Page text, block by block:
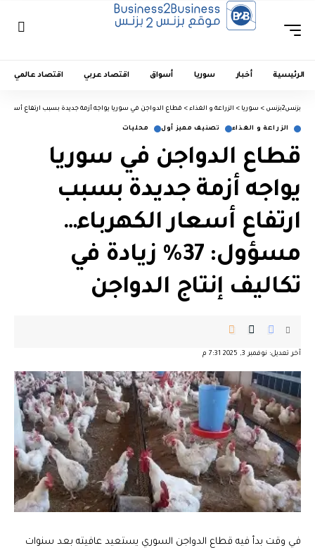
الرئيسية أخبار سوريا أسواق اقتصاد عربي اقتصاد عالمي
بزنس2بزنس > سوريا > الزراعة و الغذاء > قطاع الدواجن في سوريا يواجه أزمة جديدة بسبب ارتفاع أسعار الكهرباء…مسؤول: 37%
الزراعة و الغذاء تصنيف مميز أول محليات
قطاع الدواجن في سوريا
يواجه أزمة جديدة بسبب
ارتفاع أسعار الكهرباء…
مسؤول: 37% زيادة في
تكاليف إنتاج الدواجن
آخر تعديل: نوفمبر 3, 2025 7:31 م
في وقت بدأ فيه قطاع الدواجن السوري يستعيد عافيته بعد سنوات